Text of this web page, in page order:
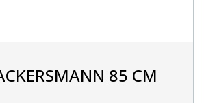
85 CM